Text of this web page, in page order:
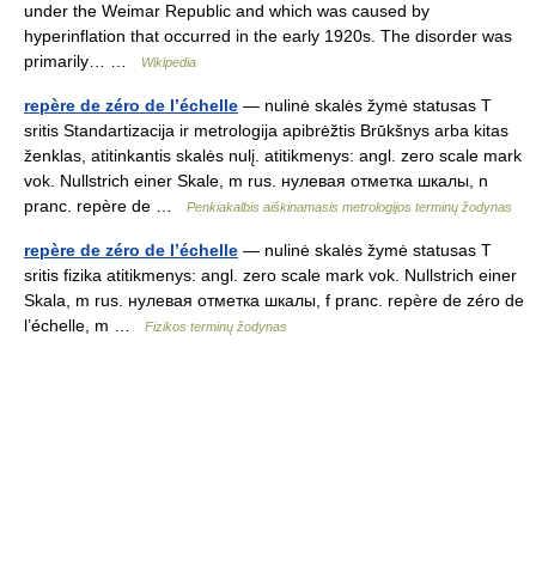
under the Weimar Republic and which was caused by
hyperinflation that occurred in the early 1920s. The disorder was
primarily… …
Wikipedia
repère de zéro de l’échelle — nulinė skalės žymė statusas T
sritis Standartizacija ir metrologija apibrėžtis Brūkšnys arba kitas
ženklas, atitinkantis skalės nulį. atitikmenys: angl. zero scale mark
vok. Nullstrich einer Skale, m rus. нулевая отметка шкалы, n
pranc. repère de …
Penkiakalbis aiškinamasis metrologijos terminų žodynas
repère de zéro de l’échelle — nulinė skalės žymė statusas T
sritis fizika atitikmenys: angl. zero scale mark vok. Nullstrich einer
Skala, m rus. нулевая отметка шкалы, f pranc. repère de zéro de
l’échelle, m …
Fizikos terminų žodynas